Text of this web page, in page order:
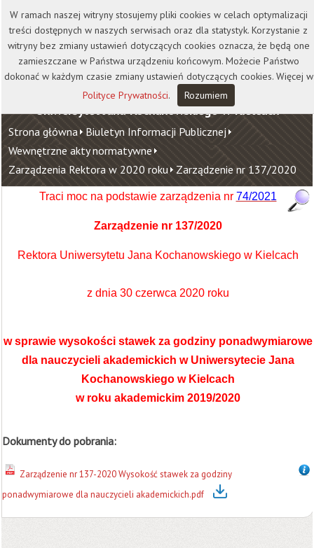
Kontakt Biblioteka
Wydawnictwo
Wirtualna Uczelnia
Uniwersytet Jana Kochanowskiego w Kielcach
Strona główna Biuletyn Informacji Publicznej
Wewnętrzne akty normatywne
Zarządzenia Rektora w 2020 roku Zarządzenie nr 137/2020
Traci moc na podstawie zarządzenia nr 74/2021
Zarządzenie nr 137/2020
Rektora Uniwersytetu Jana Kochanowskiego w Kielcach
z dnia 30 czerwca 2020 roku
w sprawie wysokości stawek za godziny ponadwymiarowe
dla nauczycieli akademickich w Uniwersytecie Jana
Kochanowskiego w Kielcach
w roku akademickim 2019/2020
Dokumenty do pobrania:
Zarządzenie nr 137-2020 Wysokość stawek za godziny
ponadwymiarowe dla nauczycieli akademickich.pdf
W ramach naszej witryny stosujemy pliki cookies w celach optymalizacji
treści dostępnych w naszych serwisach oraz dla statystyk. Korzystanie z
witryny bez zmiany ustawień dotyczących cookies oznacza, że będą one
zamieszczane w Państwa urządzeniu końcowym. Możecie Państwo
dokonać w każdym czasie zmiany ustawień dotyczących cookies. Więcej w
Polityce Prywatności. Rozumiem